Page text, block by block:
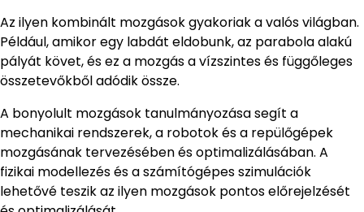
Az ilyen kombinált mozgások gyakoriak a valós világban.
Például, amikor egy labdát eldobunk, az parabola alakú
pályát követ, és ez a mozgás a vízszintes és függőleges
összetevőkből adódik össze.
A bonyolult mozgások tanulmányozása segít a
mechanikai rendszerek, a robotok és a repülőgépek
mozgásának tervezésében és optimalizálásában. A
fizikai modellezés és a számítógépes szimulációk
lehetővé teszik az ilyen mozgások pontos előrejelzését